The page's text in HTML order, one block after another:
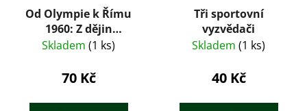
Od Olympie k Římu
1960: Z dějin
olympijských her
Skladem (1 ks)
70 Kč
Tři sportovní
vyzvědači
Skladem (1 ks)
40 Kč